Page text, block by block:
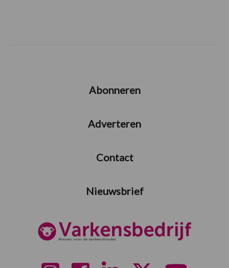
Abonneren
Adverteren
Contact
Nieuwsbrief